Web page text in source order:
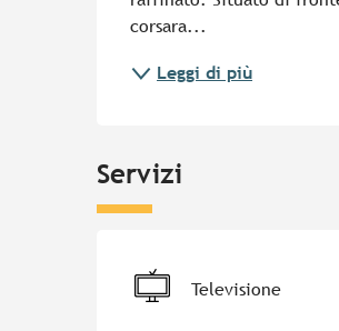
corsara...
Leggi di più
Servizi
Televisione